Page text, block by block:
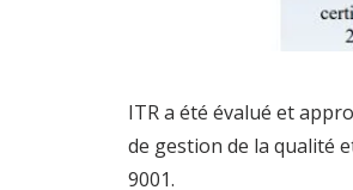
ITR a été évalué et
de gestion de la qualité
9001.